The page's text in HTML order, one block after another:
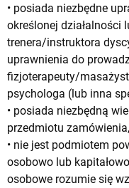
• posiada niezbędne
określonej działalności
trenera/instruktora
uprawnienia do
fizjoterapeuty/
psychologa (lub inna
• posiada niezbędną
przedmiotu zamówienia,
• nie jest podmiotem
osobowo lub
osobowe rozumie się